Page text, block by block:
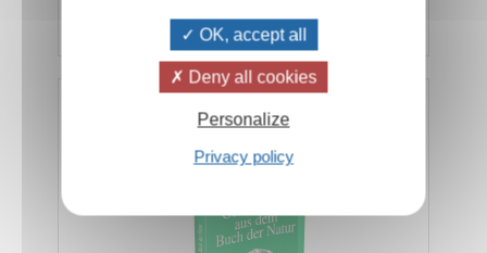
14.00CHF Hinzufügen
Geheimnisse aus dem Buch der Natur
OK, accept all
Deny all cookies
Personalize
Privacy policy